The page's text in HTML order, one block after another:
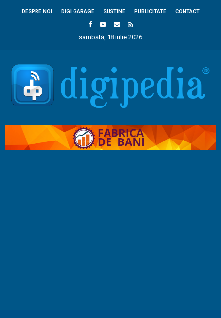
DESPRE NOI DIGI GARAGE SUSTINE PUBLICITATE CONTACT
sâmbătă, 18 iulie 2026